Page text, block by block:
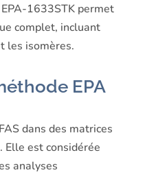
1633STK permet
complet, incluant
les isomères.
EPA
dans des matrices
Elle est considérée
analyses